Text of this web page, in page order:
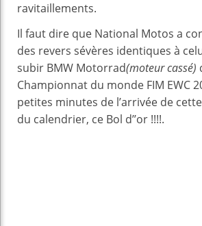
ravitaillements.
Il faut dire que National Motos a
des revers sévères identiques à
subir BMW Motorrad(moteur cassé)
Championnat du monde FIM EWC
petites minutes de l’arrivée de
du calendrier, ce Bol d’’or !!!!.